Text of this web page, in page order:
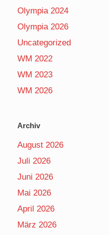
Olympia 2024
Olympia 2026
Uncategorized
WM 2022
WM 2023
WM 2026
Archiv
August 2026
Juli 2026
Juni 2026
Mai 2026
April 2026
März 2026